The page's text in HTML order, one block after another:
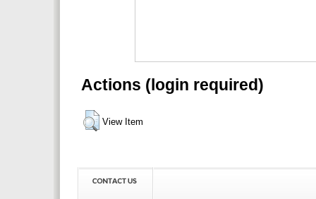
Actions (login required)
View Item